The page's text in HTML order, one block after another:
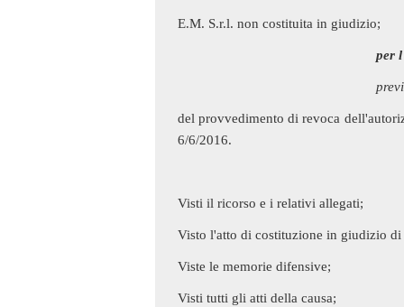
E.M. S.r.l. non costituita in giudizio;
per
del provvedimento di revoca
6/6/2016.
Visti il ricorso e i relativi allegati;
Visto l'atto di costituzione in giudizio
Viste le memorie difensive;
Visti tutti gli atti della causa;